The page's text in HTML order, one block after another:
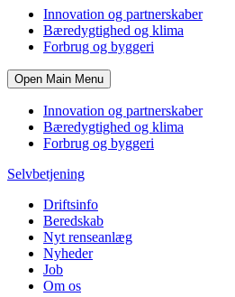
Innovation og partnerskaber
Bæredygtighed og klima
Forbrug og byggeri
Open Main Menu
Innovation og partnerskaber
Bæredygtighed og klima
Forbrug og byggeri
Selvbetjening
Driftsinfo
Beredskab
Nyt renseanlæg
Nyheder
Job
Om os